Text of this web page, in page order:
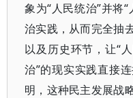
象为“人民统治”并将
治实践，从而完全抽
以及历史环节，让“
治”的现实实践直接
明，这种民主发展战